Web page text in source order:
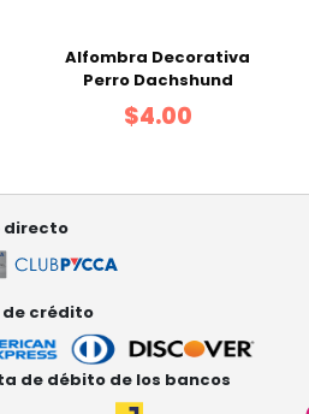
Alfombra Decorativa
Perro Dachshund
$4.00
directo
crédito
de débito de los bancos